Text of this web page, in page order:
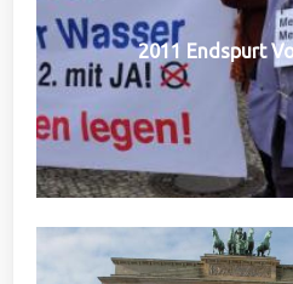
2011 Endspurt